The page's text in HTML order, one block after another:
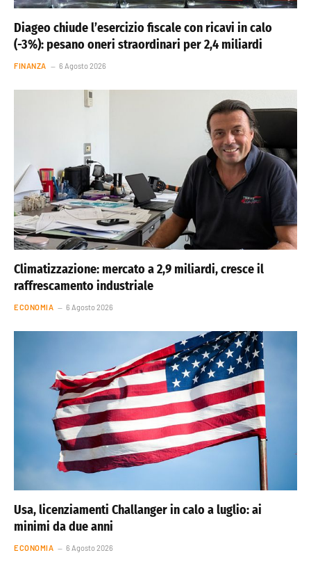
Diageo chiude l’esercizio fiscale con ricavi in calo
(-3%): pesano oneri straordinari per 2,4 miliardi
FINANZA 6 Agosto 2026
Climatizzazione: mercato a 2,9 miliardi, cresce il
raffrescamento industriale
ECONOMIA 6 Agosto 2026
Usa, licenziamenti Challanger in calo a luglio: ai
minimi da due anni
ECONOMIA 6 Agosto 2026